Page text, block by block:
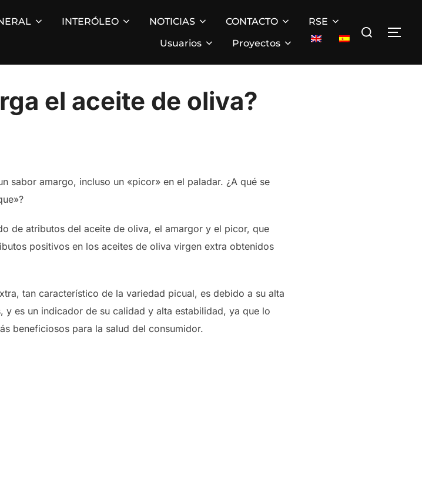
INTERÓLEO NOTICIAS CONTACTO
RSE
Usuarios
Proyectos
Buscar:
el aceite de oliva?
sabor amargo, incluso un «picor» en el paladar. ¿A qué se
de atributos del aceite de oliva, el amargor y el picor, que
positivos en los aceites de oliva virgen extra obtenidos
tan característico de la variedad picual, es debido a su alta
es un indicador de su calidad y alta estabilidad, ya que lo
beneficiosos para la salud del consumidor.